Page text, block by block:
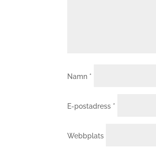
Namn *
E-postadress *
Webbplats